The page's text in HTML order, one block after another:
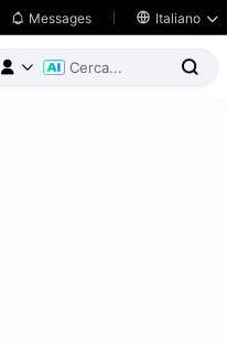
 Messages  Italiano 
  